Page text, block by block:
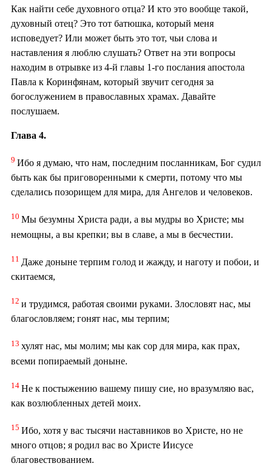
Как найти себе духовного отца? И кто это вообще такой,
духовный отец? Это тот батюшка, который меня
исповедует? Или может быть это тот, чьи слова и
наставления я люблю слушать? Ответ на эти вопросы
находим в отрывке из 4-й главы 1-го послания апостола
Павла к Коринфянам, который звучит сегодня за
богослужением в православных храмах. Давайте
послушаем.
Глава 4.
9 Ибо я думаю, что нам, последним посланникам, Бог судил
быть как бы приговоренными к смерти, потому что мы
сделались позорищем для мира, для Ангелов и человеков.
10 Мы безумны Христа ради, а вы мудры во Христе; мы
немощны, а вы крепки; вы в славе, а мы в бесчестии.
11 Даже доныне терпим голод и жажду, и наготу и побои, и
скитаемся,
12 и трудимся, работая своими руками. Злословят нас, мы
благословляем; гонят нас, мы терпим;
13 хулят нас, мы молим; мы как сор для мира, как прах,
всеми попираемый доныне.
14 Не к постыжению вашему пишу сие, но вразумляю вас,
как возлюбленных детей моих.
15 Ибо, хотя у вас тысячи наставников во Христе, но не
много отцов; я родил вас во Христе Иисусе
благовествованием.